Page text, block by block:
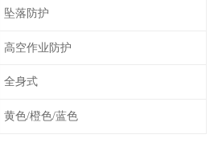
坠落防护
高空作业防护
全身式
黄色/橙色/蓝色